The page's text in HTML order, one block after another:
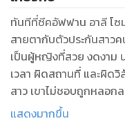
ทันทีที่ชีคอัฟฟาน อาลี โซ
สายตากับตัวประกันสาวค
เป็นผู้หญิงที่สวย งดงาม
เวลา ผิดสถานที่ และผิดวิ
สาว เขาไม่ชอบถูกหลอก
หล่อนหัวเราะเยาะ ที่สำคั
แสดงมากขึ้น